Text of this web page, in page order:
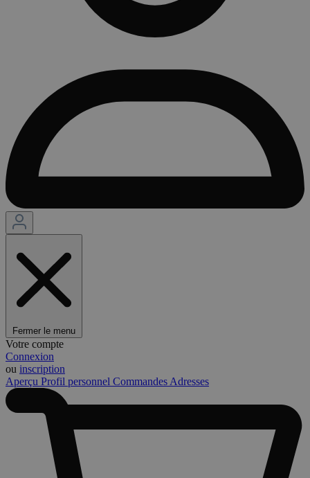
Fermer le menu
Votre compte
Connexion
ou inscription
Aperçu Profil personnel Commandes Adresses